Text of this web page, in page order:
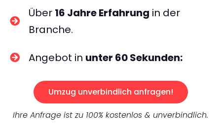
Über 16 Jahre Erfahrung in der
Branche.
Angebot in unter 60 Sekunden:
Umzug unverbindlich anfragen!
Ihre Anfrage ist zu 100% kostenlos & unverbindlich.